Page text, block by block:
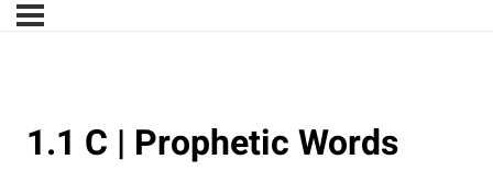
1.1 C | Prophetic Words